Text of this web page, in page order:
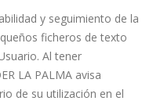
y seguimiento de la
ficheros de texto
Al tener
LA PALMA avisa
de su utilización en el